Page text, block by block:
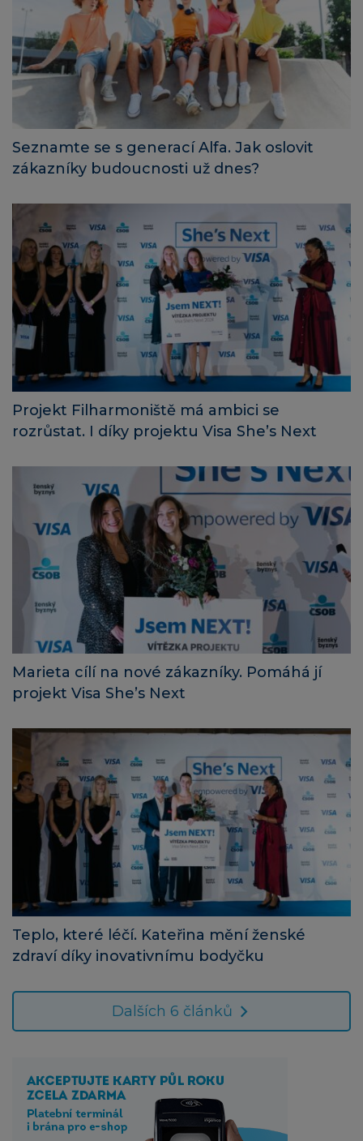
Seznamte se s generací Alfa. Jak oslovit
zákazníky budoucnosti už dnes?
Projekt Filharmoniště má ambici se
rozrůstat. I díky projektu Visa She’s Next
Marieta cílí na nové zákazníky. Pomáhá jí
projekt Visa She’s Next
Teplo, které léčí. Kateřina mění ženské
zdraví díky inovativnímu bodyčku
Dalších 6 článků